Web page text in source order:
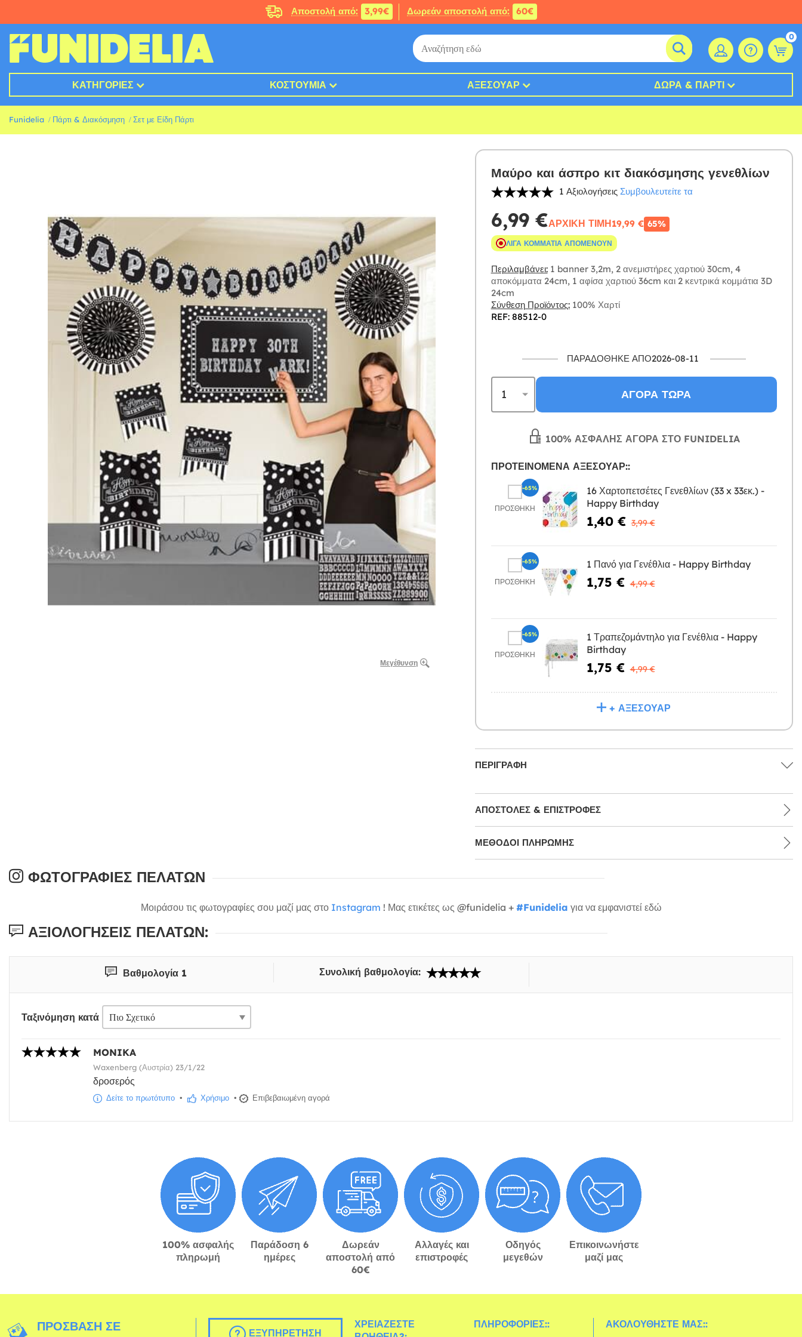
Αποστολή από: 3,99€ Δωρεάν αποστολή από: 60€
0
ΚΑΤΗΓΟΡΊΕΣ ΚΟΣΤΟΎΜΙΑ ΑΞΕΣΟΥΆΡ ΔΏΡΑ & ΠΆΡΤΙ
Funidelia Πάρτι & Διακόσμηση Σετ με Είδη Πάρτι
Μεγέθυνση
Μαύρο και άσπρο κιτ διακόσμησης γενεθλίων
1 Αξιολογήσεις Συμβουλευτείτε τα
6,99 €ΑΡΧΙΚΉ ΤΙΜΉ19,99 € 65%
ΛΊΓΑ ΚΟΜΜΆΤΙΑ ΑΠΟΜΈΝΟΥΝ
Περιλαμβάνει:1 banner 3,2m, 2 ανεμιστήρες χαρτιού 30cm, 4
αποκόμματα 24cm, 1 αφίσα χαρτιού 36cm και 2 κεντρικά κομμάτια 3D
24cm
Σύνθεση Προϊόντος:100% Χαρτί
REF: 88512-0
ΠΑΡΑΔΌΘΗΚΕ ΑΠΌ2026-08-11
ΑΓΟΡΆ ΤΏΡΑ
100% ΑΣΦΑΛΉΣ ΑΓΟΡΆ ΣΤΟ FUNIDELIA
ΠΡΟΤΕΙΝΌΜΕΝΑ ΑΞΕΣΟΥΆΡ::
ΠΡΟΣΘΉΚΗ
16 Χαρτοπετσέτες Γενεθλίων (33 x 33εκ.) -
Happy Birthday
1,40 € 3,99 €
-65%
ΠΡΟΣΘΉΚΗ
1 Πανό για Γενέθλια - Happy Birthday
1,75 € 4,99 €
-65%
ΠΡΟΣΘΉΚΗ
1 Τραπεζομάντηλο για Γενέθλια - Happy
Birthday
1,75 € 4,99 €
-65%
+ ΑΞΕΣΟΥΆΡ
ΠΕΡΙΓΡΑΦΉ
ΑΠΟΣΤΟΛΈΣ & ΕΠΙΣΤΡΟΦΈΣ
ΜΕΘΌΔΟΙ ΠΛΗΡΩΜΉΣ
ΦΩΤΟΓΡΑΦΊΕΣ ΠΕΛΑΤΏΝ
Μοιράσου τις φωτογραφίες σου μαζί μας στο Instagram ! Μας ετικέτες ως @funidelia + #Funidelia για να εμφανιστεί εδώ
ΑΞΙΟΛΟΓΉΣΕΙΣ ΠΕΛΑΤΏΝ:
Βαθμολογία 1 Συνολική βαθμολογία:
Ταξινόμηση κατά
MONIKA
Waxenberg (Αυστρία) 23/1/22
δροσερός
Δείτε το πρωτότυπο • Χρήσιμο • Επιβεβαιωμένη αγορά
100% ασφαλής
πληρωμή
Παράδοση 6
ημέρες
Δωρεάν
αποστολή από
60€
Αλλαγές και
επιστροφές
Οδηγός
μεγεθών
Επικοινωνήστε
μαζί μας
ΠΡΌΣΒΑΣΗ ΣΕ
ΕΞΥΠΗΡΈΤΗΣΗ
ΧΡΕΙΆΖΕΣΤΕ
ΠΛΗΡΟΦΟΡΊΕΣ:: ΑΚΟΛΟΥΘΉΣΤΕ ΜΑΣ::